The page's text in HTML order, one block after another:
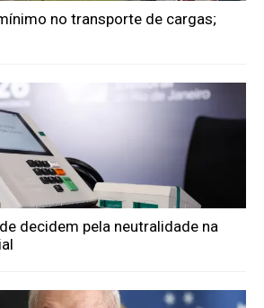
no transporte de cargas;
decidem pela neutralidade na